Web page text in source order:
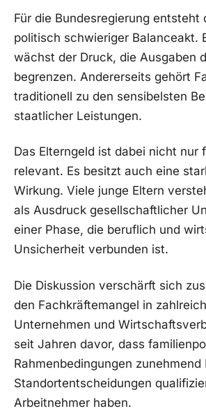
Für die Bundesregierung entsteht
politisch schwieriger Balanceakt.
wächst der Druck, die Ausgaben
begrenzen. Andererseits gehört
traditionell zu den sensibelsten
staatlicher Leistungen.
Das Elterngeld ist dabei nicht nur
relevant. Es besitzt auch eine
Wirkung. Viele junge Eltern
als Ausdruck gesellschaftlicher
einer Phase, die beruflich und
Unsicherheit verbunden ist.
Die Diskussion verschärft sich
den Fachkräftemangel in
Unternehmen und
seit Jahren davor, dass
Rahmenbedingungen zunehmend
Standortentscheidungen
Arbeitnehmer haben.